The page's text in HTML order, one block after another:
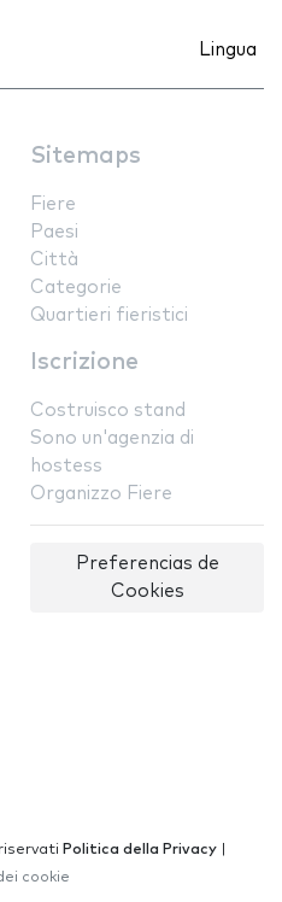
Lingua
Sitemaps
Fiere
Paesi
Città
Categorie
Quartieri fieristici
Iscrizione
Costruisco stand
Sono un'agenzia di
hostess
Organizzo Fiere
Preferencias de
Cookies
Politica della Privacy
cookie